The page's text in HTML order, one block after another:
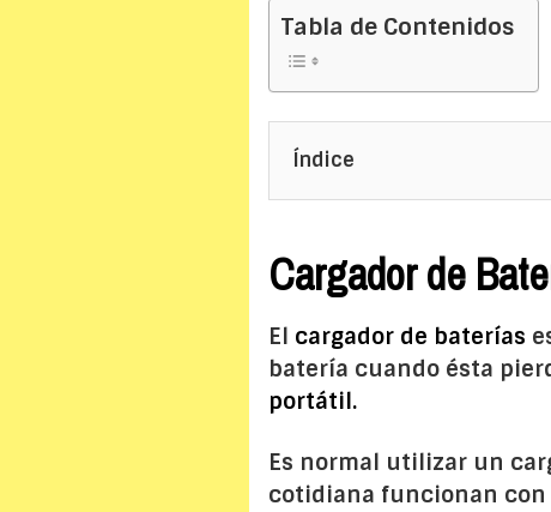
Tabla de Contenidos
Índice
Cargador de
El cargador de baterías
batería cuando ésta
portátil.
Es normal utilizar un
cotidiana funcionan con